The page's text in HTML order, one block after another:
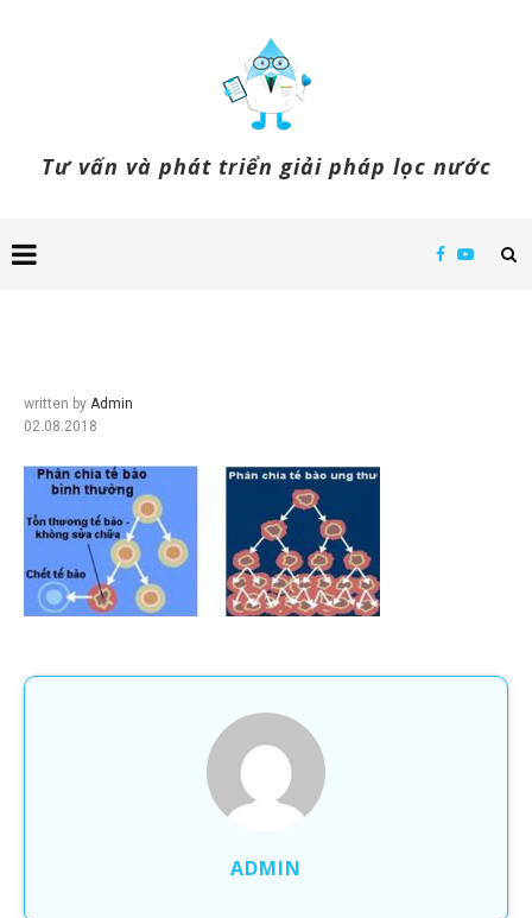
Tư vấn và phát triển giải pháp lọc nước
written by Admin
02.08.2018
ADMIN